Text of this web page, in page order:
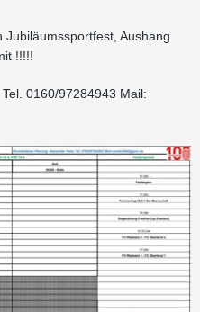
Aushang
!!!!!
0160/97284943 Mail: